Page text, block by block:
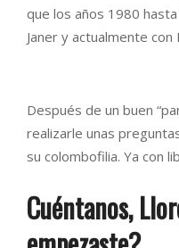
que los años 1980
Janer y actualmente con
Después de un buen
realizarle unas
su colombofilia. Ya con
Cuéntanos,